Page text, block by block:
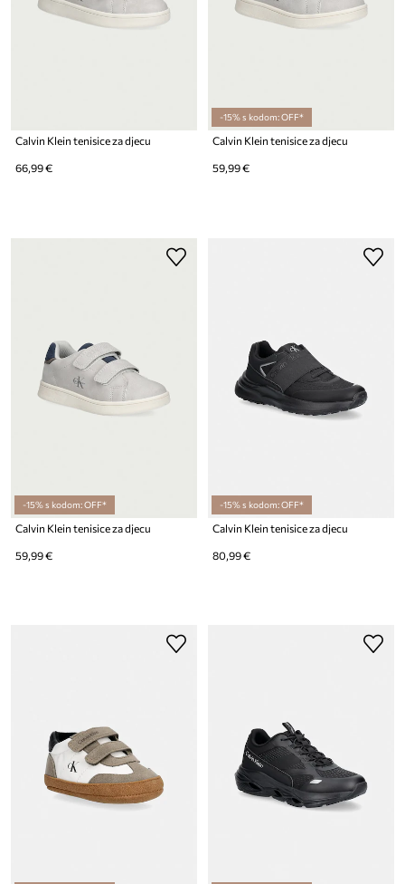
Calvin Klein tenisice za djecu
66,99 €
-15% s kodom: OFF*
Calvin Klein tenisice za djecu
59,99 €
-15% s kodom: OFF*
Calvin Klein tenisice za djecu
59,99 €
-15% s kodom: OFF*
Calvin Klein tenisice za djecu
80,99 €